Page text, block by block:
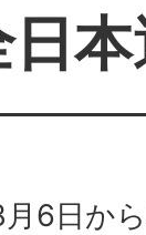
日
6日か